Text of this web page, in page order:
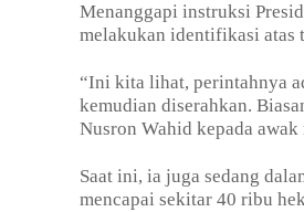
Menanggapi instruksi
melakukan identifikasi atas
“Ini kita lihat, perintahnya
kemudian diserahkan.
Nusron Wahid kepada
Saat ini, ia juga sedang
mencapai sekitar 40 ribu